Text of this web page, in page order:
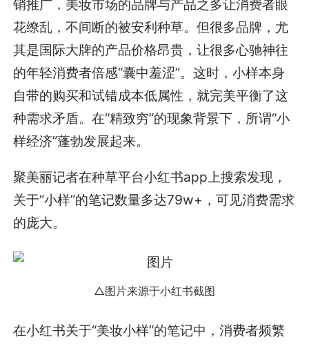
销推广，美妆市场的品牌与产品之多让消费者眼
花缭乱，不间断的被安利种草。但很多品牌，尤
其是国际大牌的产品价格昂贵，让很多心驰神往
的年轻消费者倍感“囊中羞涩”。这时，小样本身
自带的购买和试错成本低属性，就完美平衡了这
种需求矛盾。在“精致穷”的现象背景下，所谓“小
样经济”蓬勃发展起来。
聚美丽记者在种草平台小红书app上搜索发现，
关于“小样”的笔记数量多达79w+，可见消费需求
的庞大。
△图片来源于小红书截图
在小红书关于“美妆小样”的笔记中，消费者频繁